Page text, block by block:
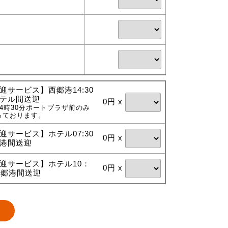
サービス】西郷港14:30
ル間送迎
時30分ポートプラザ前のみ
おります。
0円 x
サービス】ホテル07:30
間送迎
0円 x
サービス】ホテル10：
港間送迎
0円 x